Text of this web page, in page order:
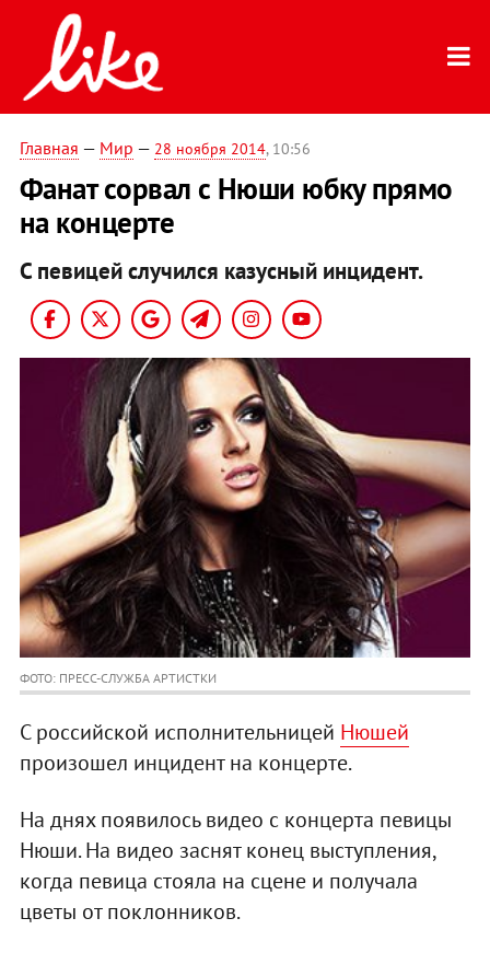
Главная — Мир — 28 ноября 2014, 10:56
Фанат сорвал с Нюши юбку прямо
на концерте
С певицей случился казусный инцидент.
ФОТО: ПРЕСС-СЛУЖБА АРТИСТКИ
С российской исполнительницей Нюшей
произошел инцидент на концерте.
На днях появилось видео с концерта певицы
Нюши. На видео заснят конец выступления,
когда певица стояла на сцене и получала
цветы от поклонников.